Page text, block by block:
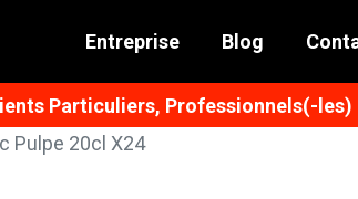
Entreprise Blog
Particuliers, Professionnels(-
Pulpe 20cl X24